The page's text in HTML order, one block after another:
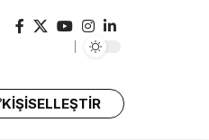
KIŞISELLEŞTIR